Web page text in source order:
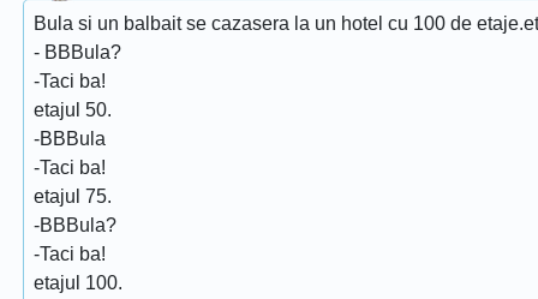
Bula si un balbait se cazasera la un hotel cu 100 de
- BBBula?
-Taci ba!
etajul 50.
-BBBula
-Taci ba!
etajul 75.
-BBBula?
-Taci ba!
etajul 100.